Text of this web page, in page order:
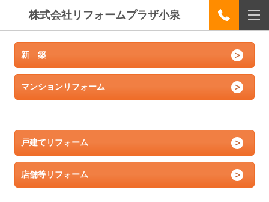
株式会社リフォームプラザ小泉
新 築
マンションリフォーム
戸建てリフォーム
店舗等リフォーム